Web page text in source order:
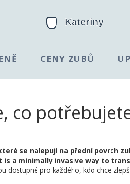
CENY ZUBŮ
co
se nalepují na přední povrch
is a minimally invasive way to
dostupné pro každého, kdo chce